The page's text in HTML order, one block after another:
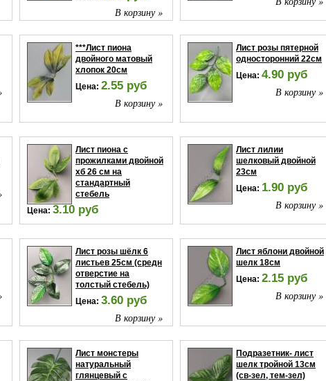
В корзину »
***Лист пиона
двойного матовый
хлопок 20см
Цена: 2.55 руб
В корзину »
Лист розы пятерной
односторонний 22см
Цена: 4.90 руб
В корзину »
Лист пиона с
прожилками двойной
хб 26 см на
стандартный
стебель
Цена: 3.10 руб
В корзину »
Лист лилии
шелковый двойной
23см
Цена: 1.90 руб
В корзину »
Лист розы шёлк 6
листьев 25см (средн
отверстие на
толстый стебель)
Цена: 3.60 руб
В корзину »
Лист яблони двойной
шелк 18см
Цена: 2.15 руб
В корзину »
Лист монстеры
натуральный
глянцевый с
Подразетник- лист
шелк тройной 13см
(св-зел, тем-зел)